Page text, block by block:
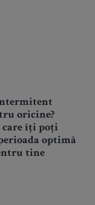
oricine?
îți poți
optimă
tine